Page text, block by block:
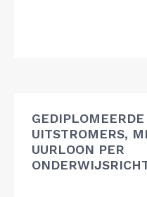
UITSTROMERS,
UURLOON PER